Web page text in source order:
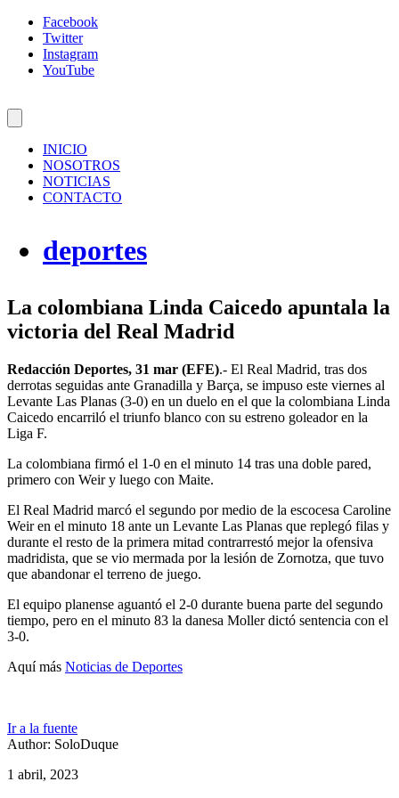
Facebook
Twitter
Instagram
YouTube
INICIO
NOSOTROS
NOTICIAS
CONTACTO
deportes
La colombiana Linda Caicedo apuntala la
victoria del Real Madrid
Redacción Deportes, 31 mar (EFE).- El Real Madrid, tras dos
derrotas seguidas ante Granadilla y Barça, se impuso este viernes al
Levante Las Planas (3-0) en un duelo en el que la colombiana Linda
Caicedo encarriló el triunfo blanco con su estreno goleador en la
Liga F.
La colombiana firmó el 1-0 en el minuto 14 tras una doble pared,
primero con Weir y luego con Maite.
El Real Madrid marcó el segundo por medio de la escocesa Caroline
Weir en el minuto 18 ante un Levante Las Planas que replegó filas y
durante el resto de la primera mitad contrarrestó mejor la ofensiva
madridista, que se vio mermada por la lesión de Zornotza, que tuvo
que abandonar el terreno de juego.
El equipo planense aguantó el 2-0 durante buena parte del segundo
tiempo, pero en el minuto 83 la danesa Moller dictó sentencia con el
3-0.
Aquí más Noticias de Deportes
Ir a la fuente
Author: SoloDuque
1 abril, 2023